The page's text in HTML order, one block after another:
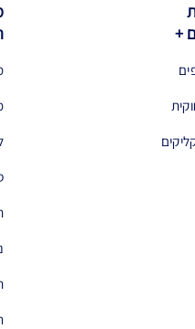
+